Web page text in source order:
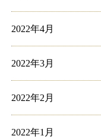
2022年4月
2022年3月
2022年2月
2022年1月